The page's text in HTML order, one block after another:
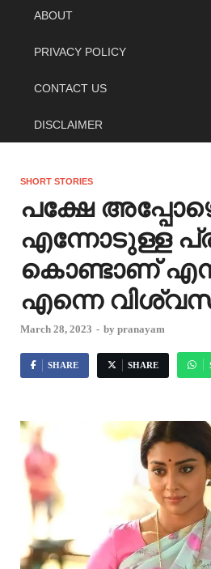
ABOUT
PRIVACY POLICY
CONTACT US
DISCLAIMER
SHORT STORIES
പക്ഷേ
എന്നോടുള്ള
കൊണ്ടാണ്
എന്നെ
March 28, 2023 - by pranayam
SHARE SHARE